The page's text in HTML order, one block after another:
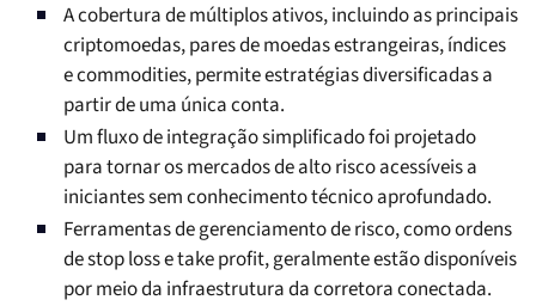
A cobertura de múltiplos ativos, incluindo as principais
criptomoedas, pares de moedas estrangeiras, índices
e commodities, permite estratégias diversificadas a
partir de uma única conta.
Um fluxo de integração simplificado foi projetado
para tornar os mercados de alto risco acessíveis a
iniciantes sem conhecimento técnico aprofundado.
Ferramentas de gerenciamento de risco, como ordens
de stop loss e take profit, geralmente estão disponíveis
por meio da infraestrutura da corretora conectada.